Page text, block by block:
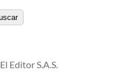
Editor S.A.S.